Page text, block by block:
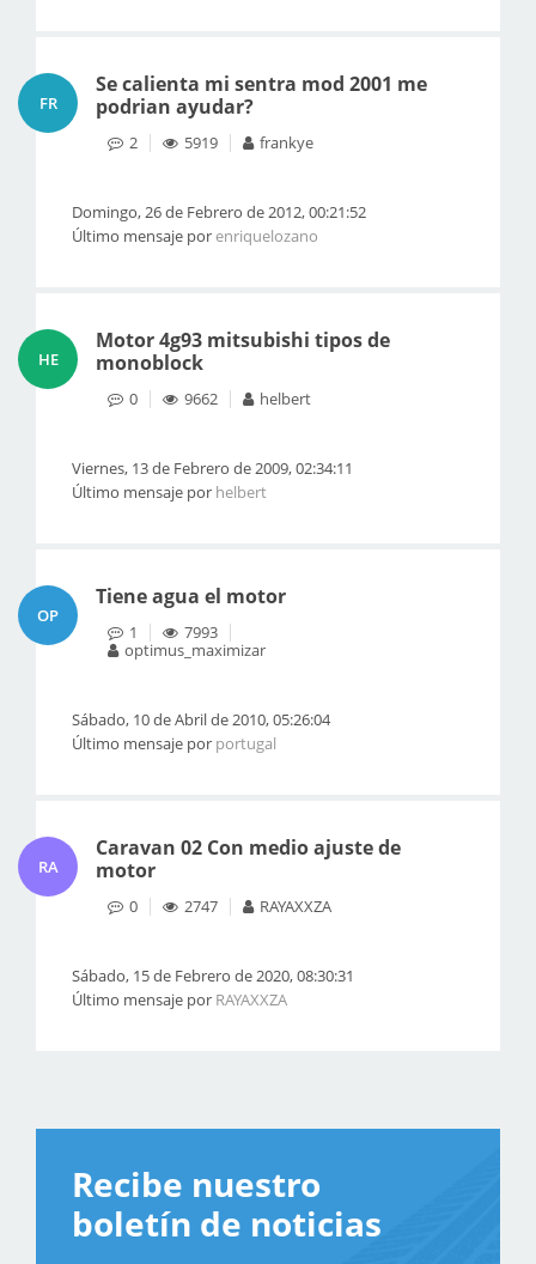
FR
Se calienta mi sentra mod 2001 me
podrian ayudar?
2 5919 frankye
Domingo, 26 de Febrero de 2012, 00:21:52
Último mensaje porenriquelozano
HE
Motor 4g93 mitsubishi tipos de
monoblock
0 9662 helbert
Viernes, 13 de Febrero de 2009, 02:34:11
Último mensaje por helbert
OP
Tiene agua el motor
1
7993
optimus_maximizar
Sábado, 10 de Abril de 2010, 05:26:04
Último mensaje por portugal
RA
Caravan 02 Con medio ajuste de
motor
0 2747 RAYAXXZA
Sábado, 15 de Febrero de 2020, 08:30:31
Último mensaje por RAYAXXZA
Recibe nuestro
boletín de noticias